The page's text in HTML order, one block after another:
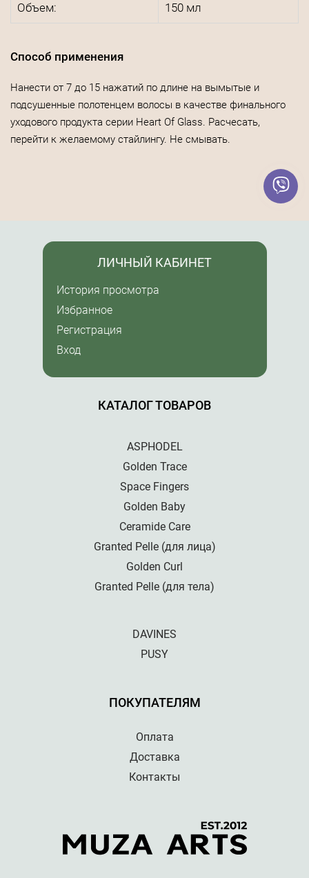
Объем: 150 мл
Способ применения
Нанести от 7 до 15 нажатий по длине на вымытые и
подсушенные полотенцем волосы в качестве финального
уходового продукта серии Heart Of Glass. Расчесать,
перейти к желаемому стайлингу. Не смывать.
КАТАЛОГ ТОВАРОВ
ASPHODEL
Golden Trace
Space Fingers
Golden Baby
Ceramide Care
Granted Pelle (для лица)
Golden Curl
Granted Pelle (для тела)
DAVINES
PUSY
ПОКУПАТЕЛЯМ
Оплата
Доставка
Контакты
ЛИЧНЫЙ КАБИНЕТ
История просмотра
Избранное
Регистрация
Вход